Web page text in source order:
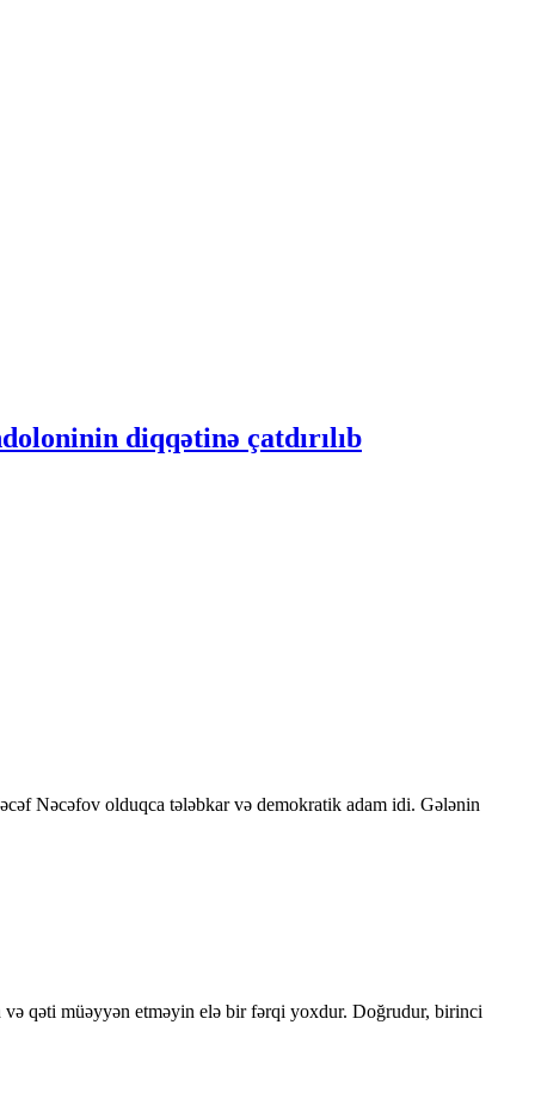
diqqətinə çatdırılıb
Nəcəfov olduqca tələbkar və demokratik adam idi. Gələnin
və qəti müəyyən etməyin elə bir fərqi yoxdur. Doğrudur, birinci